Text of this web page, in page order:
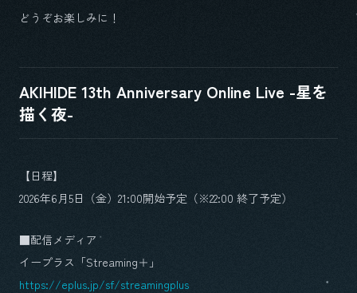
どうぞお楽しみに！
AKIHIDE 13th Anniversary Online Live -星を
描く夜-
【日程】
2026年6月5日（金）21:00開始予定（※22:00 終了予定）
■配信メディア
イープラス「Streaming＋」
https://eplus.jp/sf/streamingplus